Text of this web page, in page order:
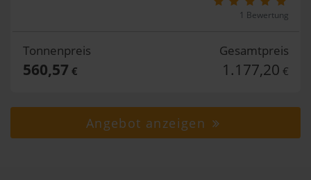
1 Bewertung
Tonnenpreis
560,57 €
Gesamtpreis
1.177,20 €
Angebot anzeigen